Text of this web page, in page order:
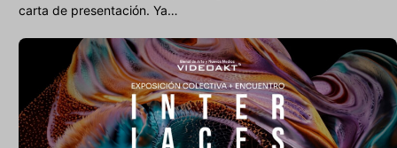
carta de presentación. Ya…